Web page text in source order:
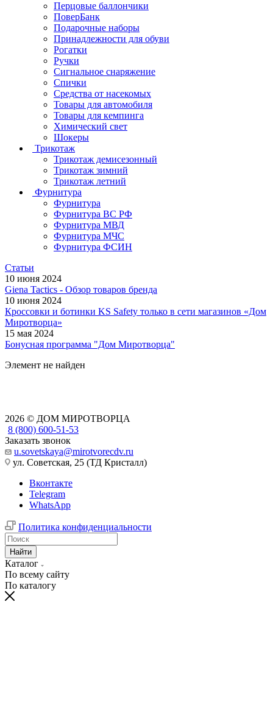
Перцовые баллончики
ПоверБанк
Подарочные наборы
Принадлежности для обуви
Рогатки
Ручки
Сигнальное снаряжение
Спички
Средства от насекомых
Товары для автомобиля
Товары для кемпинга
Химический свет
Шокеры
Трикотаж
Трикотаж демисезонный
Трикотаж зимний
Трикотаж летний
Фурнитура
Фурнитура
Фурнитура ВС РФ
Фурнитура МВД
Фурнитура МЧС
Фурнитура ФСИН
Статьи
10 июня 2024
Giena Tactics - Обзор товаров бренда
10 июня 2024
Кроссовки и ботинки KS Safety только в сети магазинов «Дом
Миротворца»
15 мая 2024
Бонусная программа "Дом Миротворца"
Элемент не найден
2026 © ДОМ МИРОТВОРЦА
8 (800) 600-51-53
Заказать звонок
u.sovetskaya@mirotvorecdv.ru
ул. Советская, 25 (ТД Кристалл)
Вконтакте
Telegram
WhatsApp
Политика конфиденциальности
Найти
Каталог
По всему сайту
По каталогу